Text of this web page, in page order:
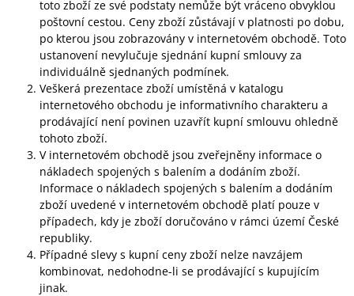
toto zboží ze své podstaty nemůže být vráceno obvyklou
poštovní cestou. Ceny zboží zůstávají v platnosti po dobu,
po kterou jsou zobrazovány v internetovém obchodě. Toto
ustanovení nevylučuje sjednání kupní smlouvy za
individuálně sjednaných podmínek.
Veškerá prezentace zboží umístěná v katalogu
internetového obchodu je informativního charakteru a
prodávající není povinen uzavřít kupní smlouvu ohledně
tohoto zboží.
V internetovém obchodě jsou zveřejněny informace o
nákladech spojených s balením a dodáním zboží.
Informace o nákladech spojených s balením a dodáním
zboží uvedené v internetovém obchodě platí pouze v
případech, kdy je zboží doručováno v rámci území České
republiky.
Případné slevy s kupní ceny zboží nelze navzájem
kombinovat, nedohodne-li se prodávající s kupujícím
jinak.